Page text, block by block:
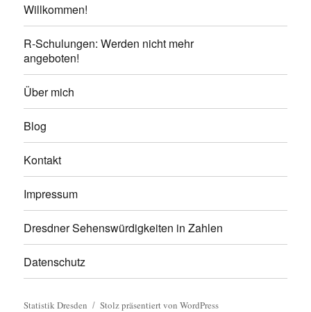
Willkommen!
R-Schulungen: Werden nicht mehr
angeboten!
Über mich
Blog
Kontakt
Impressum
Dresdner Sehenswürdigkeiten in Zahlen
Datenschutz
Statistik Dresden Stolz präsentiert von WordPress